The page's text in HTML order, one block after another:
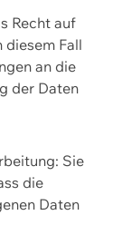
Recht auf
diesem Fall
an die
der Daten
Sie
die
Daten